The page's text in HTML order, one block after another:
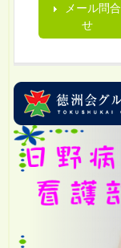
メール問合
せ